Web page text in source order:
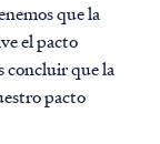
que la
el pacto
concluir que la
pacto